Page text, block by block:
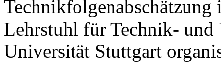
Lehrstuhl für Technik-
Universität Stuttgart